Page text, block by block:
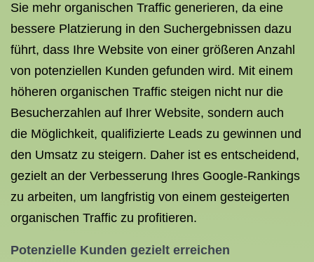
Sie mehr organischen Traffic generieren, da eine
bessere Platzierung in den Suchergebnissen dazu
führt, dass Ihre Website von einer größeren Anzahl
von potenziellen Kunden gefunden wird. Mit einem
höheren organischen Traffic steigen nicht nur die
Besucherzahlen auf Ihrer Website, sondern auch
die Möglichkeit, qualifizierte Leads zu gewinnen und
den Umsatz zu steigern. Daher ist es entscheidend,
gezielt an der Verbesserung Ihres Google-Rankings
zu arbeiten, um langfristig von einem gesteigerten
organischen Traffic zu profitieren.
Potenzielle Kunden gezielt erreichen